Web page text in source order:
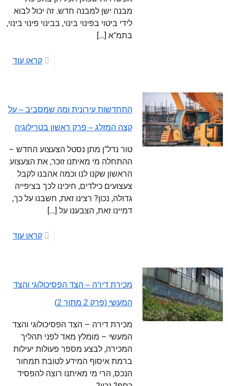
מבנה ישן למבנה חדש. זה יכול לבוא
לידי ביטוי בפינוי בינוי, בבינוי פינוי בינוי,
בתמ"א […]
קראו עוד
התחדשות עירונית ומה שמסביב – על
קצה המזלג – פרק ראשון בטרילוגיה
טור נדל"ן מתן נסטל הצעצוע החדש –
ההתחלה מי מאיתנו זוכר, את הצעצוע
הראשון שקנו לנו וכמה אהבנו לקבל
צעצועים כילדים, חיכינו לכך בציפייה
גדולה, נכון? רצינו זאת, חשבנו על כך,
דמיינו זאת, הצבענו על […]
קראו עוד
מכירת דירה – הצד הפסיכולוגי והצד
המעשי (פרק 2 מתוך 2)
מכירת דירה – הצד הפסיכולוגי והצד
המעשי – מומלץ מאד לפני תהליך
המכירה, לבצע מספר פעולות יעילות
ברמת איסוף המידע לטובת תמחור
הנכס, הרי מי מאיתנו רוצה להפסיד